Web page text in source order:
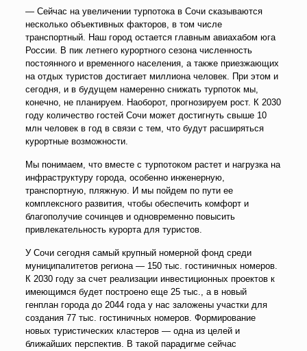
— Сейчас на увеличении турпотока в Сочи сказываются
несколько объективных факторов, в том числе
транспортный. Наш город остается главным авиахабом юга
России. В пик летнего курортного сезона численность
постоянного и временного населения, а также приезжающих
на отдых туристов достигает миллиона человек. При этом и
сегодня, и в будущем намеренно снижать турпоток мы,
конечно, не планируем. Наоборот, прогнозируем рост. К 2030
году количество гостей Сочи может достигнуть свыше 10
млн человек в год в связи с тем, что будут расширяться
курортные возможности.
Мы понимаем, что вместе с турпотоком растет и нагрузка на
инфраструктуру города, особенно инженерную,
транспортную, пляжную. И мы пойдем по пути ее
комплексного развития, чтобы обеспечить комфорт и
благополучие сочинцев и одновременно повысить
привлекательность курорта для туристов.
У Сочи сегодня самый крупный номерной фонд среди
муниципалитетов региона — 150 тыс. гостиничных номеров.
К 2030 году за счет реализации инвестиционных проектов к
имеющимся будет построено еще 25 тыс., а в новый
генплан города до 2044 года у нас заложены участки для
создания 77 тыс. гостиничных номеров. Формирование
новых туристических кластеров — одна из целей и
ближайших перспектив. В такой парадигме сейчас